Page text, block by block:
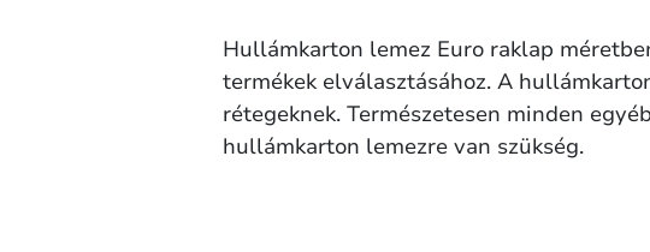
Hullámkarton lemez Euro raklap
termékek elválasztásához. A
rétegeknek. Természetesen minden
hullámkarton lemezre van szükség.